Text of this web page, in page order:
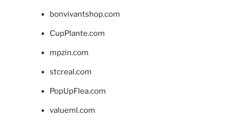
bonvivantshop.com
CupPlante.com
mpzin.com
stcreal.com
PopUpFlea.com
valueml.com